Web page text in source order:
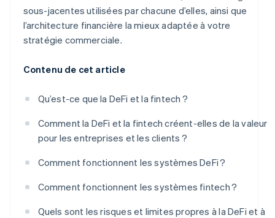
sous-jacentes utilisées par chacune d’elles, ainsi que
l’architecture financière la mieux adaptée à votre
stratégie commerciale.
Contenu de cet article
Qu’est-ce que la DeFi et la fintech ?
Comment la DeFi et la fintech créent-elles de la valeur
pour les entreprises et les clients ?
Comment fonctionnent les systèmes DeFi ?
Comment fonctionnent les systèmes fintech ?
Quels sont les risques et limites propres à la DeFi et à